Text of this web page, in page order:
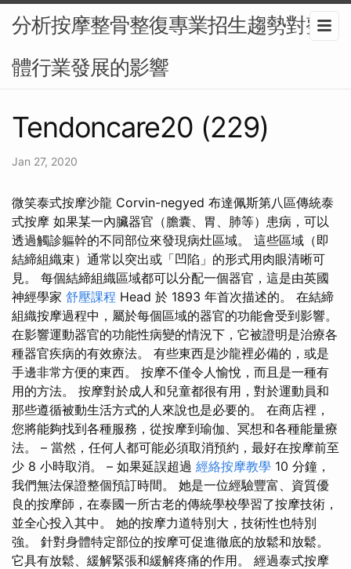
分析按摩整骨整復專業招生趨勢對整
體行業發展的影響
Tendoncare20 (229)
Jan 27, 2020
微笑泰式按摩沙龍 Corvin-negyed 布達佩斯第八區傳統泰
式按摩 如果某一內臟器官（膽囊、胃、肺等）患病，可以
透過觸診軀幹的不同部位來發現病灶區域。 這些區域（即
結締組織束）通常以突出或「凹陷」的形式用肉眼清晰可
見。 每個結締組織區域都可以分配一個器官，這是由英國
神經學家 舒壓課程 Head 於 1893 年首次描述的。 在結締
組織按摩過程中，屬於每個區域的器官的功能會受到影響。
在影響運動器官的功能性病變的情況下，它被證明是治療各
種器官疾病的有效療法。 有些東西是沙龍裡必備的，或是
手邊非常方便的東西。 按摩不僅令人愉悅，而且是一種有
用的方法。 按摩對於成人和兒童都很有用，對於運動員和
那些遵循被動生活方式的人來說也是必要的。 在商店裡，
您將能夠找到各種服務，從按摩到瑜伽、冥想和各種能量療
法。 – 當然，任何人都可能必須取消預約，最好在按摩前至
少 8 小時取消。 – 如果延誤超過 經絡按摩教學 10 分鐘，
我們無法保證整個預訂時間。 她是一位經驗豐富、資質優
良的按摩師，在泰國一所古老的傳統學校學習了按摩技術，
並全心投入其中。 她的按摩力道特別大，技術性也特別
強。 針對身體特定部位的按摩可促進徹底的放鬆和放鬆。
它具有放鬆、緩解緊張和緩解疼痛的作用。 經過泰式按摩